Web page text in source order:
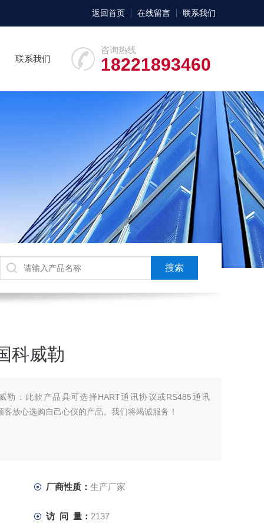
返回首页 在线留言 联系我们
咨询热线
18221893460
联系我们
科威勒
勒：此款产品具可选择HART通讯协议或RS485通讯
放心选购自己心仪的产品。我们将竭诚服务！
厂商性质： 生产厂家
访 问 量： 2137